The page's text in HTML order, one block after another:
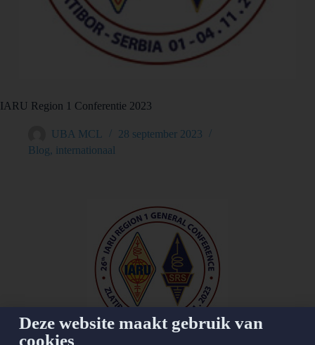
IARU Region 1 Conferentie 2023
UBA MCL
28 september 2023
Blog, internationaal
Deze website maakt gebruik van
cookies